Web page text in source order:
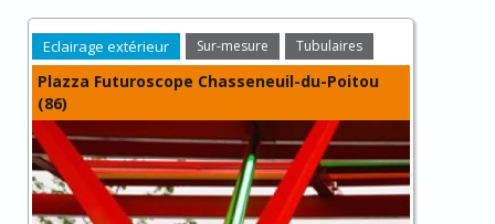
Eclairage extérieur Sur-mesure Tubulaires
Plazza Futuroscope Chasseneuil-du-Poitou
(86)